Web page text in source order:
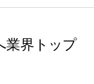
業界トップ